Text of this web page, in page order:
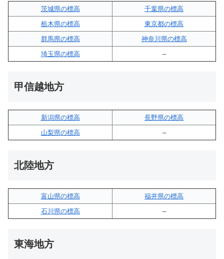
茨城県の標高
千葉県の標高
栃木県の標高
東京都の標高
群馬県の標高
神奈川県の標高
埼玉県の標高
–
甲信越地方
新潟県の標高
長野県の標高
山梨県の標高
–
北陸地方
富山県の標高
福井県の標高
石川県の標高
–
東海地方